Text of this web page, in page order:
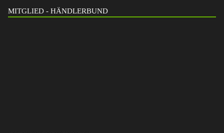
MITGLIED - HÄNDLERBUND